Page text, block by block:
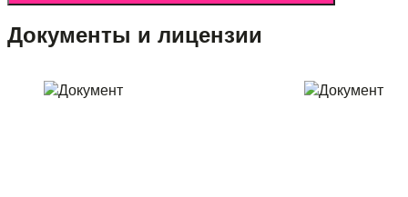
Документы и лицензии